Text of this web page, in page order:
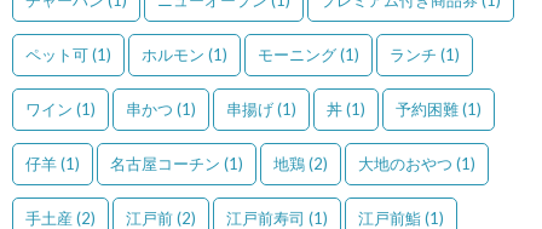
ペット可(1) ホルモン (1) モーニング(1) ランチ (1)
ワイン (1) 串かつ (1) 串揚げ(1) 丼(1) 予約困難(1)
仔羊(1) 名古屋コーチン (1) 地鶏(2) 大地のおやつ (1)
手土産 (2) 江戸前(2) 江戸前寿司 (1) 江戸前鮨(1)